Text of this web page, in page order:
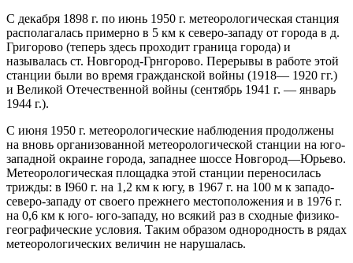
С декабря 1898 г. по июнь 1950 г. метеорологическая станция
располагалась примерно в 5 км к северо-западу от города в д.
Григорово (теперь здесь проходит граница города) и
называлась ст. Новгород-Грнгорово. Перерывы в работе этой
станции были во время гражданской войны (1918— 1920 гг.)
и Великой Отечественной войны (сентябрь 1941 г. — январь
1944 г.).
С июня 1950 г. метеорологические наблюдения продолжены
на вновь организованной метеорологической станции на юго-
западной окраине города, западнее шоссе Новгород—Юрьево.
Метеорологическая площадка этой станции переносилась
трижды: в I960 г. на 1,2 км к югу, в 1967 г. на 100 м к западо-
северо-западу от своего прежнего местоположения и в 1976 г.
на 0,6 км к юго- юго-западу, но всякий раз в сходные физико-
географические условия. Таким образом однородность в рядах
метеорологических величин не нарушалась.